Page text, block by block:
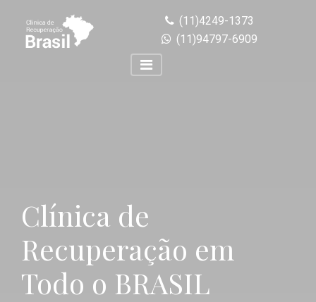
(11)4249-1373
(11)94797-6909
Clínica de
Recuperação em
Todo o BRASIL